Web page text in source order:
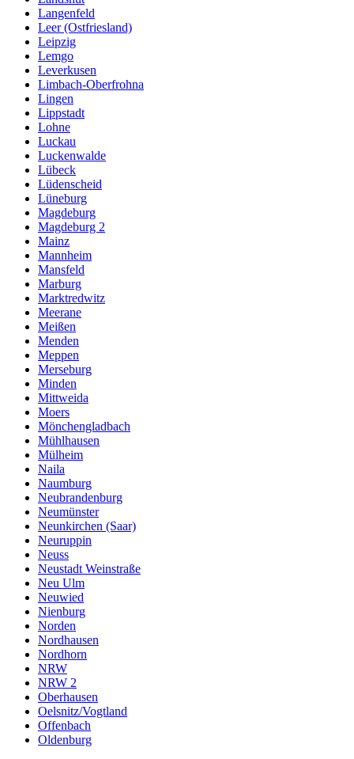
Langenfeld
Leer (Ostfriesland)
Leipzig
Lemgo
Leverkusen
Limbach-Oberfrohna
Lingen
Lippstadt
Lohne
Luckau
Luckenwalde
Lübeck
Lüdenscheid
Lüneburg
Magdeburg
Magdeburg 2
Mainz
Mannheim
Mansfeld
Marburg
Marktredwitz
Meerane
Meißen
Menden
Meppen
Merseburg
Minden
Mittweida
Moers
Mönchengladbach
Mühlhausen
Mülheim
Naila
Naumburg
Neubrandenburg
Neumünster
Neunkirchen (Saar)
Neuruppin
Neuss
Neustadt Weinstraße
Neu Ulm
Neuwied
Nienburg
Norden
Nordhausen
Nordhorn
NRW
NRW 2
Oberhausen
Oelsnitz/Vogtland
Offenbach
Oldenburg